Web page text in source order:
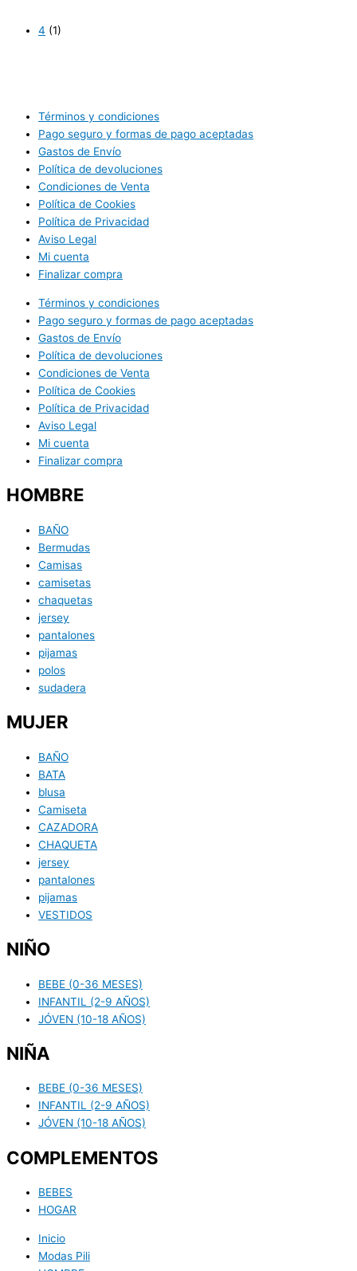
4 (1)
Términos y condiciones
Pago seguro y formas de pago aceptadas
Gastos de Envío
Política de devoluciones
Condiciones de Venta
Política de Cookies
Política de Privacidad
Aviso Legal
Mi cuenta
Finalizar compra
Términos y condiciones
Pago seguro y formas de pago aceptadas
Gastos de Envío
Política de devoluciones
Condiciones de Venta
Política de Cookies
Política de Privacidad
Aviso Legal
Mi cuenta
Finalizar compra
HOMBRE
BAÑO
Bermudas
Camisas
camisetas
chaquetas
jersey
pantalones
pijamas
polos
sudadera
MUJER
BAÑO
BATA
blusa
Camiseta
CAZADORA
CHAQUETA
jersey
pantalones
pijamas
VESTIDOS
NIÑO
BEBE (0-36 MESES)
INFANTIL (2-9 AÑOS)
JÓVEN (10-18 AÑOS)
NIÑA
BEBE (0-36 MESES)
INFANTIL (2-9 AÑOS)
JÓVEN (10-18 AÑOS)
COMPLEMENTOS
BEBES
HOGAR
Inicio
Modas Pili